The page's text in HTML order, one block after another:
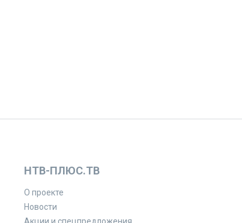
НТВ-ПЛЮС.ТВ
О проекте
Новости